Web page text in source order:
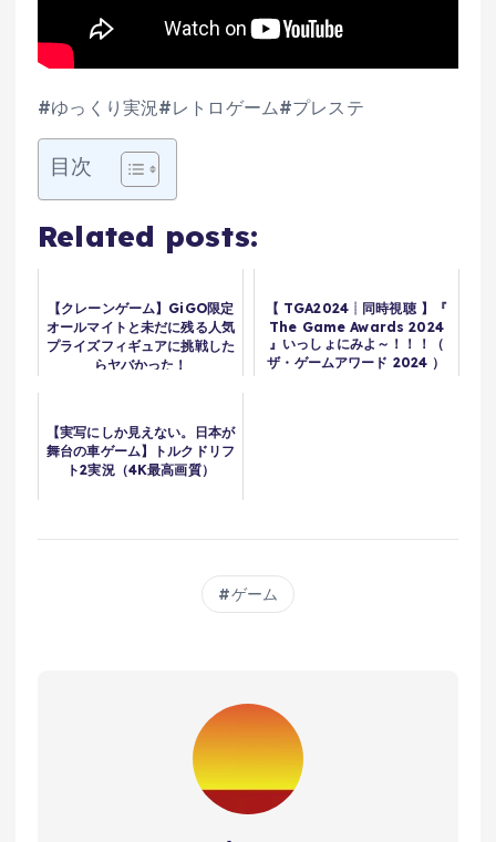
#ゆっくり実況#レトロゲーム#プレステ
目次
Related posts:
【クレーンゲーム】GiGO限定
オールマイトと未だに残る人気
プライズフィギュアに挑戦した
らヤバかった！
【 TGA2024┊︎同時視聴 】『
The Game Awards 2024
』いっしょにみよ～！！！（
ザ・ゲームアワード 2024 ）
【実写にしか見えない。日本が
舞台の車ゲーム】トルクドリフ
ト2実況（4K最高画質）
ゲーム